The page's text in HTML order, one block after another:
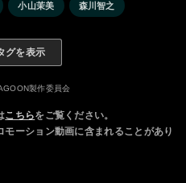
小山茉美 森川智之
グを表示
製作委員会
こちらをご覧ください。
ーション動画に含まれることがあり